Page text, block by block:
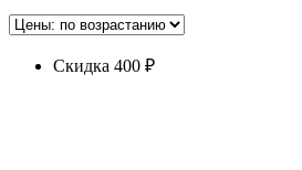
Скидка 400 ₽